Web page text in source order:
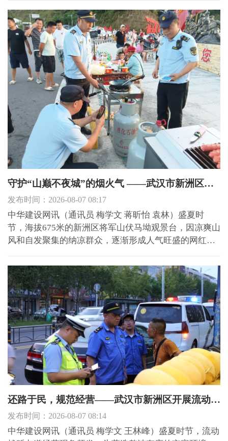
年，武昌区严格对照平、明、绿、美、净、齐、畅、宁
八字要求，持续推进六大湖泊及周边水域景观提质增
效，以绣花功...
守护“山巅不夜城”的烟火气 ——武汉市新洲区徐古街多措并举护航山间夜市
发布时间：2026-08-07 08:17
中华建设网讯（通讯员 梅学文 蒋昕怡 袁林）盛夏时
节，海拔675米的新洲区将军山伏马坳观景台，因凉爽山
风和自发聚集的纳凉群众，逐渐形成人气旺盛的网红夜
街道综合执法中心将执法力量向夜间延伸，多措并举为
这片山巅不夜城保驾护航。 每日夜市高峰时段，执法队
员穿梭摊...
还路于民，规范经营——武汉市新洲区开展流动摊贩专项整治行动
发布时间：2026-08-07 08:14
中华建设网讯（通讯员 梅学文 王林峰）盛夏时节，流动